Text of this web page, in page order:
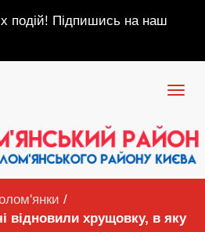
подій! Підпишись на наш
/
відновили хрущовку, в яку